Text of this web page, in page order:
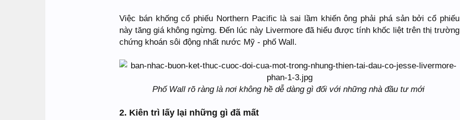
Việc bán khống cổ phiếu Northern Pacific là sai lầm khiến ông phải phá sản bởi cổ phiếu
này tăng giá không ngừng. Đến lúc này Livermore đã hiểu được tính khốc liệt trên thị trường
chứng khoán sôi động nhất nước Mỹ - phố Wall.
Phố Wall rõ ràng là nơi không hề dễ dàng gì đối với những nhà đầu tư mới
2. Kiên trì lấy lại những gì đã mất